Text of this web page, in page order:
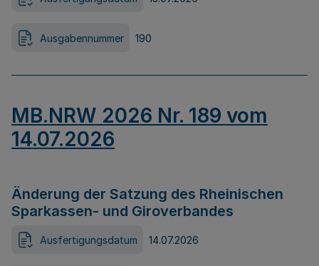
Ausgabennummer 190
MB.NRW 2026 Nr. 189 vom
14.07.2026
Änderung der Satzung des Rheinischen
Sparkassen- und Giroverbandes
Ausfertigungsdatum 14.07.2026